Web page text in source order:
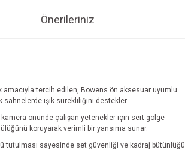
Önerileriniz
amacıyla tercih edilen, Bowens ön aksesuar uyumlu
ışık sürekliliğini destekler.
önünde çalışan yetenekler için sert gölge
koruyarak verimli bir yansıma sunar.
tutulması sayesinde set güvenliği ve kadraj bütünlüğü